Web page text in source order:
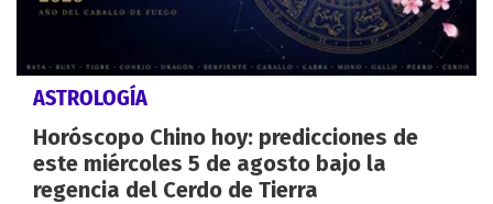
ASTROLOGÍA
Horóscopo Chino hoy: predicciones de
este miércoles 5 de agosto bajo la
regencia del Cerdo de Tierra